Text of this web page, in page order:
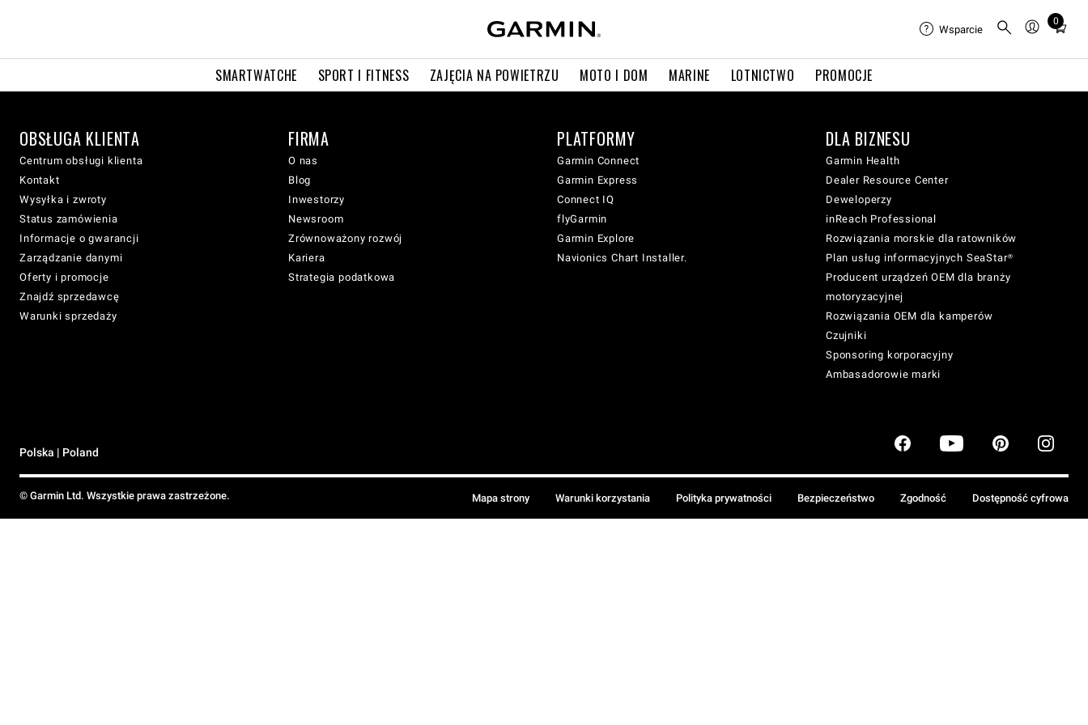
SMARTWATCHE SPORT I FITNESS ZAJĘCIA NA POWIETRZU MOTO I DOM MARINE LOTNICTWO PROMOCJE
Wsparcie
0
Total
cart:
OBSŁUGA KLIENTA
Centrum obsługi klienta
Kontakt
Wysyłka i zwroty
Status zamówienia
Informacje o gwarancji
Zarządzanie danymi
Oferty i promocje
Znajdź sprzedawcę
Warunki sprzedaży
FIRMA
O nas
Blog
Inwestorzy
Newsroom
Zrównoważony rozwój
Kariera
Strategia podatkowa
PLATFORMY
Garmin Connect
Garmin Express
Connect IQ
flyGarmin
Garmin Explore
Navionics Chart Installer.
DLA BIZNESU
Garmin Health
Dealer Resource Center
Deweloperzy
inReach Professional
Rozwiązania morskie dla ratowników
Plan usług informacyjnych SeaStar®
Producent urządzeń OEM dla branży
motoryzacyjnej
Rozwiązania OEM dla kamperów
Czujniki
Sponsoring korporacyjny
Ambasadorowie marki
Polska | Poland
© Garmin Ltd. Wszystkie prawa zastrzeżone. Mapa strony Warunki korzystania Polityka prywatności Bezpieczeństwo Zgodność Dostępność cyfrowa